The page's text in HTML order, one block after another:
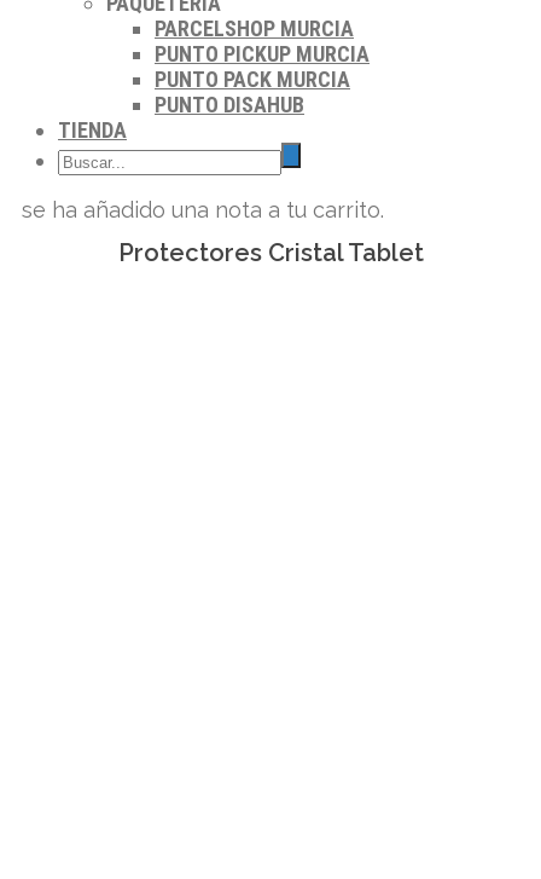
PARCELSHOP MURCIA
PUNTO PICKUP MURCIA
PUNTO PACK MURCIA
PUNTO DISAHUB
TIENDA
se ha añadido una nota a tu carrito.
Protectores Cristal Tablet